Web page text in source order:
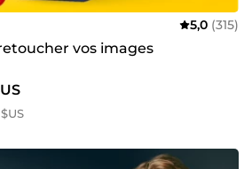
5,0 (315)
vos images